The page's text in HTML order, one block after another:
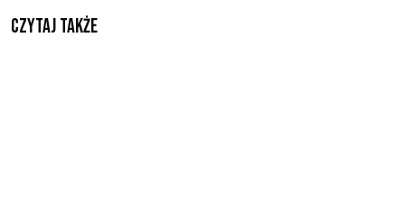
Czytaj także